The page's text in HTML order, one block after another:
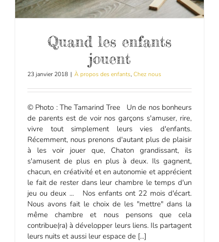
Quand les enfants
jouent
23 janvier 2018 | À propos des enfants, Chez nous
© Photo : The Tamarind Tree Un de nos bonheurs
de parents est de voir nos garçons s'amuser, rire,
vivre tout simplement leurs vies d'enfants.
Récemment, nous prenons d'autant plus de plaisir
à les voir jouer que, Chaton grandissant, ils
s'amusent de plus en plus à deux. Ils gagnent,
chacun, en créativité et en autonomie et apprécient
le fait de rester dans leur chambre le temps d'un
jeu ou deux ... Nos enfants ont 22 mois d'écart.
Nous avons fait le choix de les "mettre" dans la
même chambre et nous pensons que cela
contribue(ra) à développer leurs liens. Ils partagent
leurs nuits et aussi leur espace de [...]